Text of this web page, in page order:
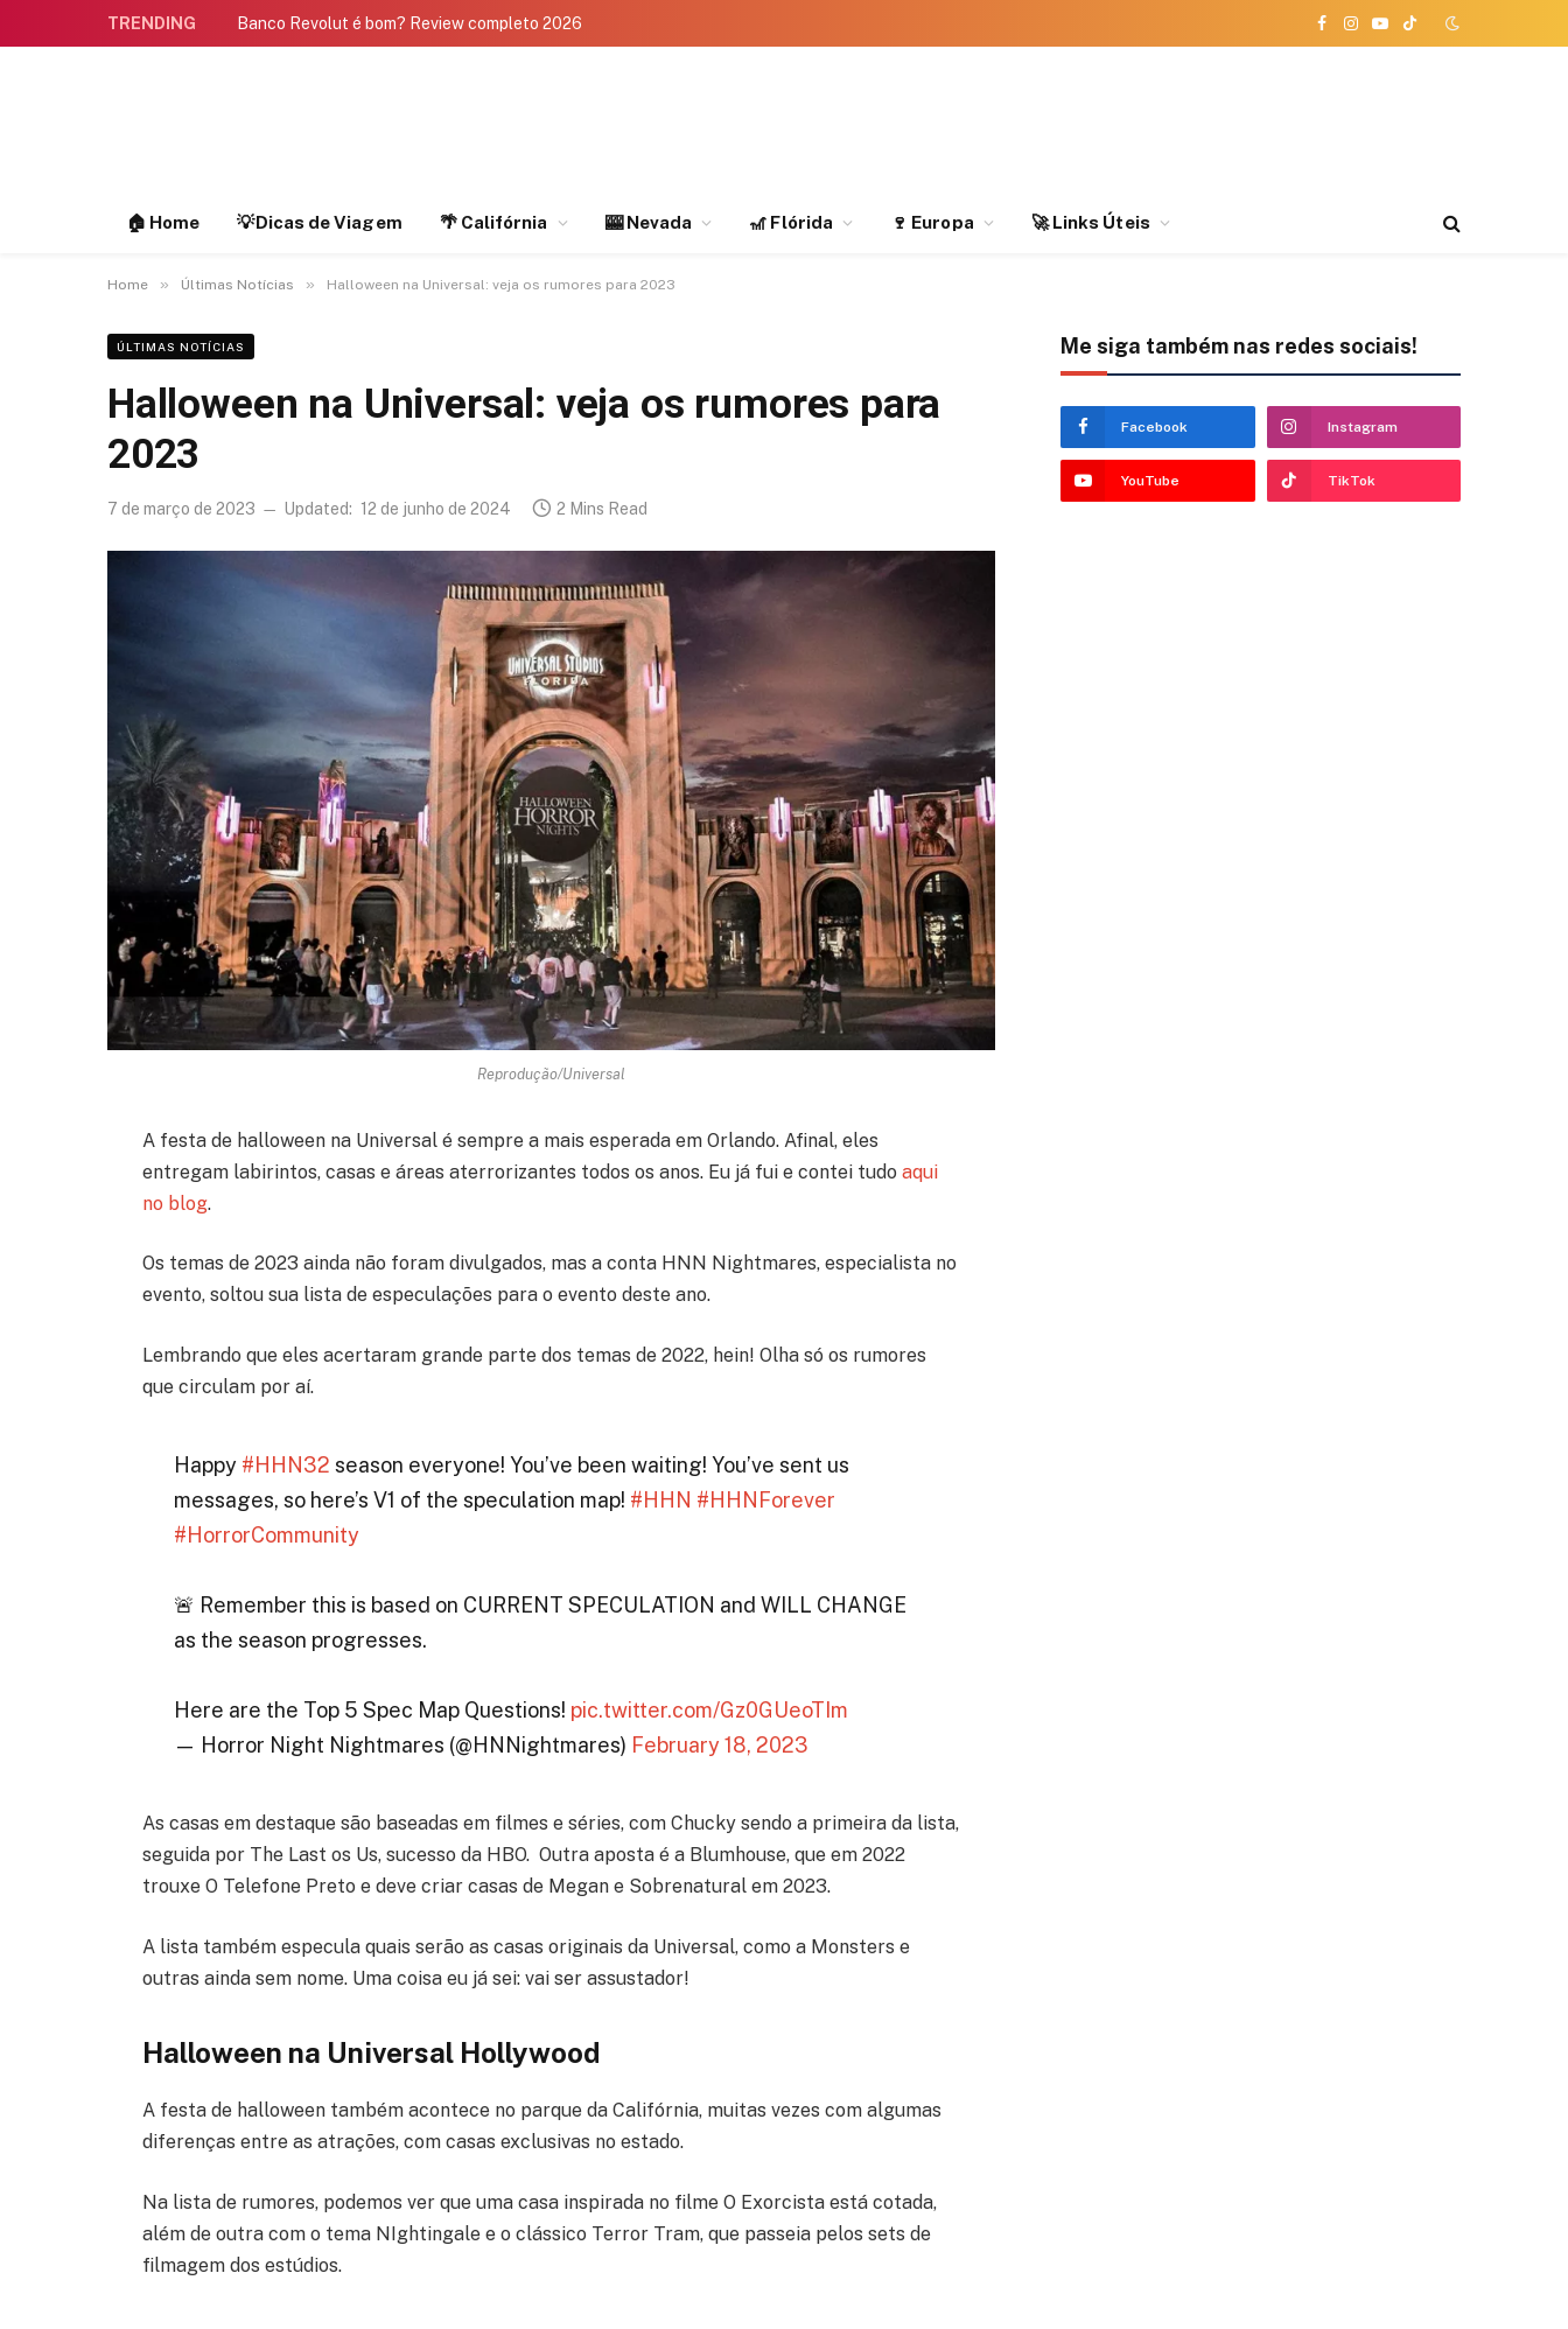
TRENDING Banco Revolut é bom? Review completo 2026
Facebook
Instagram
YouTubeTikTok
🏠 Home 💡Dicas de Viagem 🌴 Califórnia 🎰 Nevada 🎢 Flórida 🍷 Europa 🚀 Links Úteis
Home » Últimas Notícias » Halloween na Universal: veja os rumores para 2023
ÚLTIMAS NOTÍCIAS
Halloween na Universal: veja os rumores para
2023
7 de março de 2023 Updated: 12 de junho de 2024 2 Mins Read
Reprodução/Universal
A festa de halloween na Universal é sempre a mais esperada em Orlando. Afinal, eles
entregam labirintos, casas e áreas aterrorizantes todos os anos. Eu já fui e contei tudo aqui
no blog.
Os temas de 2023 ainda não foram divulgados, mas a conta HNN Nightmares, especialista no
evento, soltou sua lista de especulações para o evento deste ano.
Lembrando que eles acertaram grande parte dos temas de 2022, hein! Olha só os rumores
que circulam por aí.
Happy #HHN32 season everyone! You’ve been waiting! You’ve sent us
messages, so here’s V1 of the speculation map! #HHN #HHNForever
#HorrorCommunity
🚨 Remember this is based on CURRENT SPECULATION and WILL CHANGE
as the season progresses.
Here are the Top 5 Spec Map Questions! pic.twitter.com/Gz0GUeoTIm
— Horror Night Nightmares (@HNNightmares) February 18, 2023
As casas em destaque são baseadas em filmes e séries, com Chucky sendo a primeira da lista,
seguida por The Last os Us, sucesso da HBO. Outra aposta é a Blumhouse, que em 2022
trouxe O Telefone Preto e deve criar casas de Megan e Sobrenatural em 2023.
A lista também especula quais serão as casas originais da Universal, como a Monsters e
outras ainda sem nome. Uma coisa eu já sei: vai ser assustador!
Halloween na Universal Hollywood
A festa de halloween também acontece no parque da Califórnia, muitas vezes com algumas
diferenças entre as atrações, com casas exclusivas no estado.
Na lista de rumores, podemos ver que uma casa inspirada no filme O Exorcista está cotada,
além de outra com o tema NIghtingale e o clássico Terror Tram, que passeia pelos sets de
filmagem dos estúdios.
Me siga também nas redes sociais!
Facebook Instagram
YouTube TikTok